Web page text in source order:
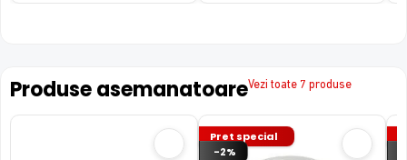
Produse asemanatoareVezi toate 7 produse
Pret special
-2%